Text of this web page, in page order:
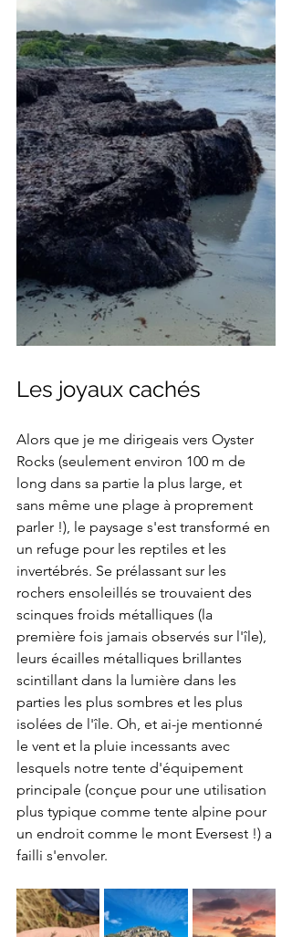
Les joyaux cachés
Alors que je me dirigeais vers Oyster
Rocks (seulement environ 100 m de
long dans sa partie la plus large, et
sans même une plage à proprement
parler !), le paysage s'est transformé en
un refuge pour les reptiles et les
invertébrés. Se prélassant sur les
rochers ensoleillés se trouvaient des
scinques froids métalliques (la
première fois jamais observés sur l'île),
leurs écailles métalliques brillantes
scintillant dans la lumière dans les
parties les plus sombres et les plus
isolées de l'île. Oh, et ai-je mentionné
le vent et la pluie incessants avec
lesquels notre tente d'équipement
principale (conçue pour une utilisation
plus typique comme tente alpine pour
un endroit comme le mont Eversest !) a
failli s'envoler.